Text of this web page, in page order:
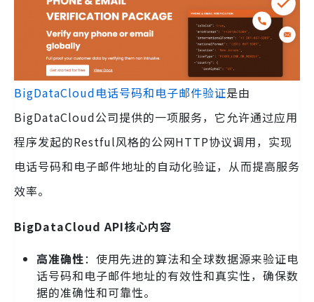
BigDataCloud电话号码和电子邮件验证是由
BigDataCloud公司提供的一项服务，它允许通过应用
程序发起的Restful风格的公网HTTP协议调用，实现
电话号码和电子邮件地址的自动化验证，从而提高服务
效率。
BigDataCloud API核心内容
高准确性：使用先进的算法和全球数据源来验证电
话号码和电子邮件地址的有效性和真实性，确保数
据的准确性和可靠性。